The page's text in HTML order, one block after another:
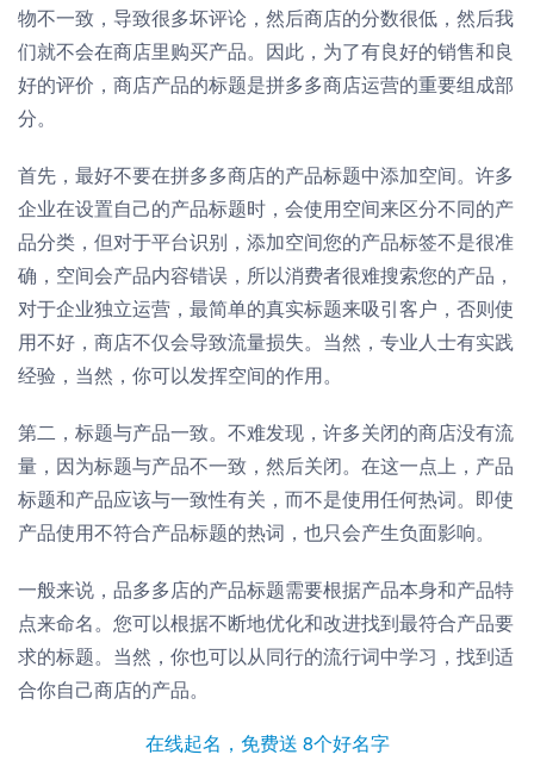
物不一致，导致很多坏评论，然后商店的分数很低，然后我
们就不会在商店里购买产品。因此，为了有良好的销售和良
好的评价，商店产品的标题是拼多多商店运营的重要组成部
分。
首先，最好不要在拼多多商店的产品标题中添加空间。许多
企业在设置自己的产品标题时，会使用空间来区分不同的产
品分类，但对于平台识别，添加空间您的产品标签不是很准
确，空间会产品内容错误，所以消费者很难搜索您的产品，
对于企业独立运营，最简单的真实标题来吸引客户，否则使
用不好，商店不仅会导致流量损失。当然，专业人士有实践
经验，当然，你可以发挥空间的作用。
第二，标题与产品一致。不难发现，许多关闭的商店没有流
量，因为标题与产品不一致，然后关闭。在这一点上，产品
标题和产品应该与一致性有关，而不是使用任何热词。即使
产品使用不符合产品标题的热词，也只会产生负面影响。
一般来说，品多多店的产品标题需要根据产品本身和产品特
点来命名。您可以根据不断地优化和改进找到最符合产品要
求的标题。当然，你也可以从同行的流行词中学习，找到适
合你自己商店的产品。
在线起名，免费送 8个好名字